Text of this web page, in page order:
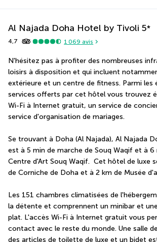
Al Najada Doha Hotel by Tivoli 5*
4,7 1 069 avis
N'hésitez pas à profiter des nombreuses
loisirs à disposition et qui incluent
extérieure et un centre de fitness. Parmi les
services offerts par cet hôtel vous trouvez
Wi-Fi à Internet gratuit, un service de
service d'organisation de mariages.
Se trouvant à Doha (Al Najada), Al Najada
est à 5 min de marche de Souq Waqif et à 6
Centre d'Art Souq Waqif.  Cet hôtel de luxe
de Corniche de Doha et à 2 km de Musée
Les 151 chambres climatisées de
la détente et comprennent un minibar et
plat. L'accès Wi-Fi à Internet gratuit vous
contact avec le reste du monde. Une salle
des articles de toilette de luxe et un bidet